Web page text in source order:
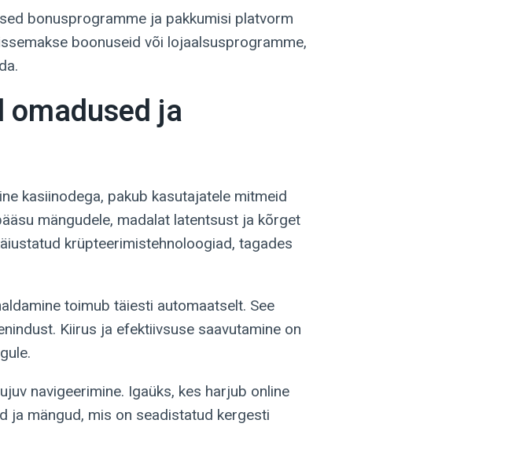
bonusprogramme ja pakkumisi platvorm
boonuseid või lojaalsusprogramme,
ja
kasiinodega, pakub kasutajatele mitmeid
mängudele, madalat latentsust ja kõrget
krüpteerimistehnoloogiad, tagades
toimub täiesti automaatselt. See
Kiirus ja efektiivsuse saavutamine on
navigeerimine. Igaüks, kes harjub online
ja mängud, mis on seadistatud kergesti